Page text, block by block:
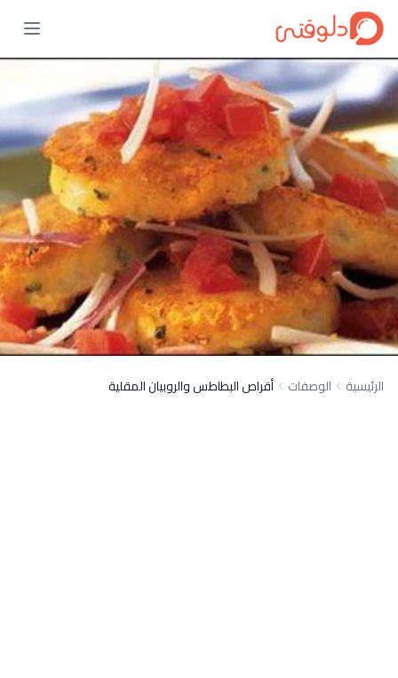
الرئيسية الوصفات أقراص البطاطس والروبيان المقلية